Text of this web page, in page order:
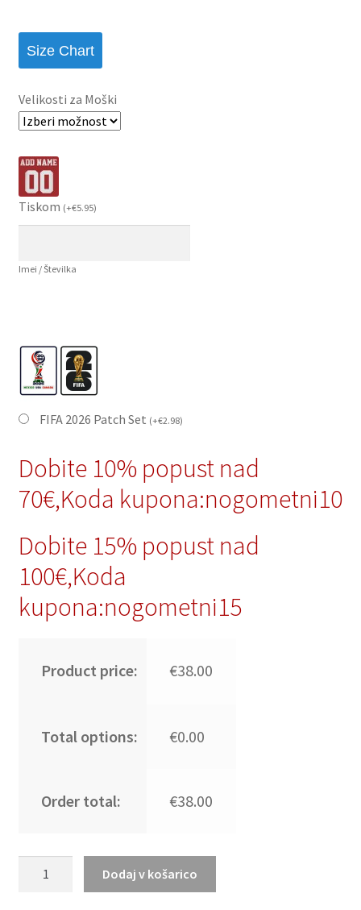
Size Chart
Velikosti za Moški
Tiskom (+€5.95)
Imei / Številka
FIFA 2026 Patch Set (+€2.98)
Dobite 10% popust nad
70€,Koda kupona:nogometni10
Dobite 15% popust nad
100€,Koda
kupona:nogometni15
Product price: €38.00
Total options: €0.00
Order total: €38.00
Dodaj v košarico